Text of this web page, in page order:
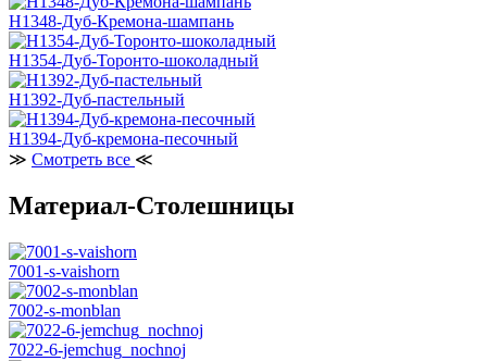
H1348-Дуб-Кремона-шампань
H1354-Дуб-Торонто-шоколадный
H1392-Дуб-пастельный
H1394-Дуб-кремона-песочный
≫ Смотреть все ≪
Материал-Столешницы
7001-s-vaishorn
7002-s-monblan
7022-6-jemchug_nochnoj